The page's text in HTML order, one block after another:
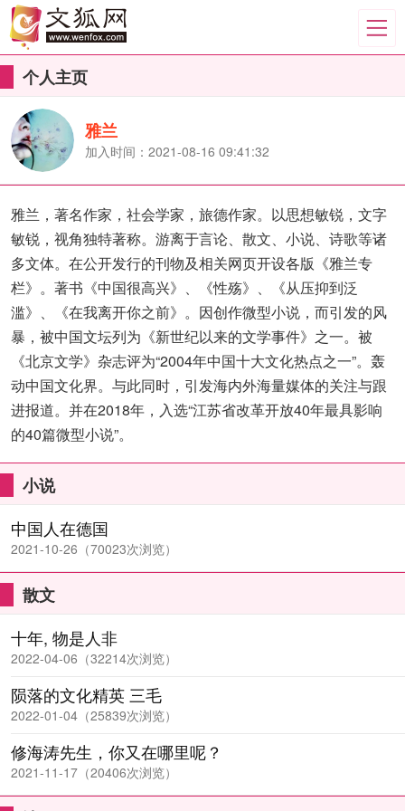
个人主页
雅兰
加入时间：2021-08-16 09:41:32
雅兰，著名作家，社会学家，旅德作家。以思想敏锐，文字
敏锐，视角独特著称。游离于言论、散文、小说、诗歌等诸
多文体。在公开发行的刊物及相关网页开设各版《雅兰专
栏》。著书《中国很高兴》、《性殇》、《从压抑到泛
滥》、《在我离开你之前》。因创作微型小说，而引发的风
暴，被中国文坛列为《新世纪以来的文学事件》之一。被
《北京文学》杂志评为“2004年中国十大文化热点之一”。轰
动中国文化界。与此同时，引发海内外海量媒体的关注与跟
进报道。并在2018年，入选“江苏省改革开放40年最具影响
的40篇微型小说”。
小说
中国人在德国
2021-10-26（70023次浏览）
散文
十年, 物是人非
2022-04-06（32214次浏览）
陨落的文化精英 三毛
2022-01-04（25839次浏览）
修海涛先生，你又在哪里呢？
2021-11-17（20406次浏览）